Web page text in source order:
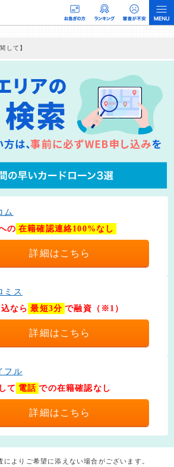
して】
支払われるという収益モデルです。 ただし、特定の
はなく、当編集部の調査／ユーザーへの口コミ収集な
情報提供を行っています。
ム
の 在籍確認連絡100%なし
詳細はこちら
ミス
なら 最短3分 で融資（※1）
詳細はこちら
フル
て 電話 での在籍確認なし
詳細はこちら
よりご希望に添えない場合がございます。